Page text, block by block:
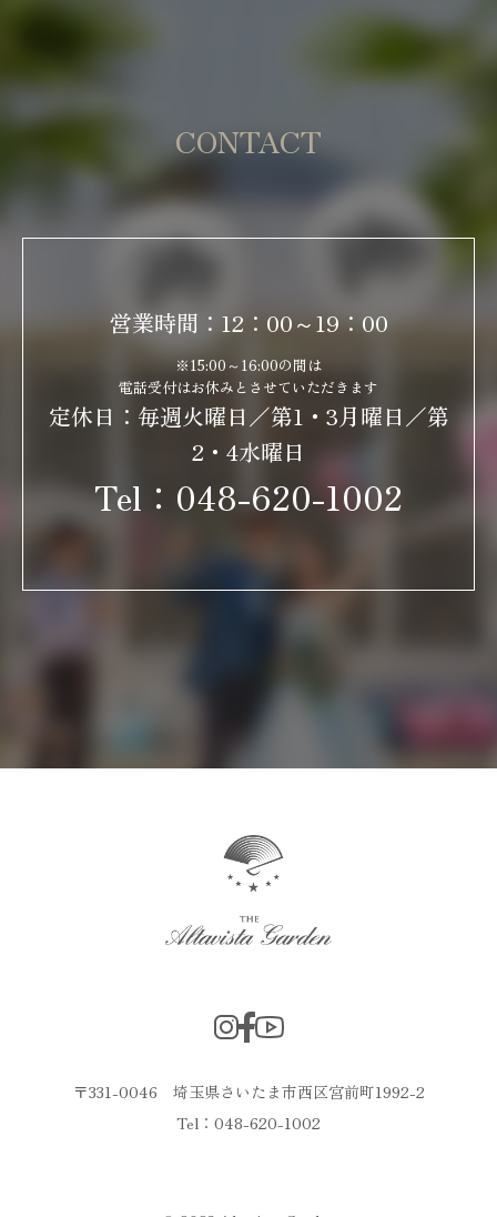
CONTACT
営業時間：12：00～19：00
※15:00～16:00の間は
電話受付はお休みとさせていただきます
定休日：毎週火曜日／第1・3月曜日／第
2・4水曜日
Tel： 048-620-1002
〒331-0046 埼玉県さいたま市西区宮前町1992-2
Tel：048-620-1002